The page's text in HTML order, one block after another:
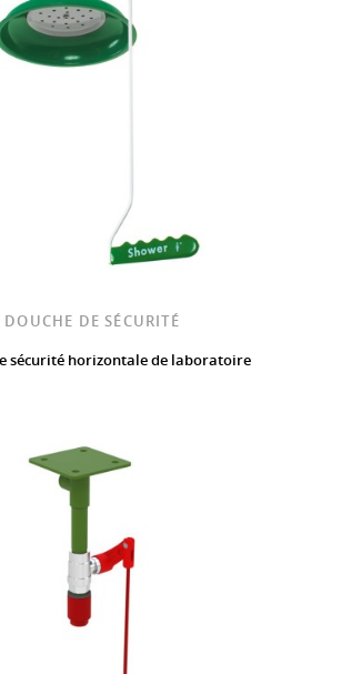
DOUCHE DE SÉCURITÉ
sécurité horizontale de laboratoire